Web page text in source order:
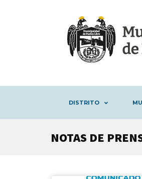
DISTRITO
NOTAS DE